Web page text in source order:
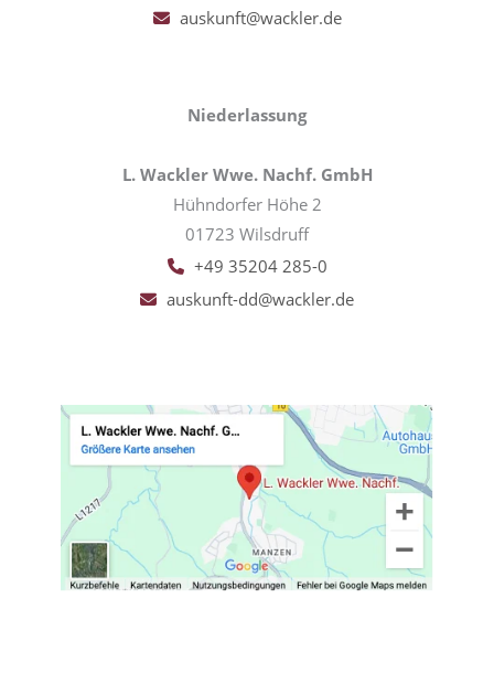
auskunft@wackler.de
Niederlassung
L. Wackler Wwe. Nachf. GmbH
Hühndorfer Höhe 2
01723 Wilsdruff
+49 35204 285-0
auskunft-dd@wackler.de